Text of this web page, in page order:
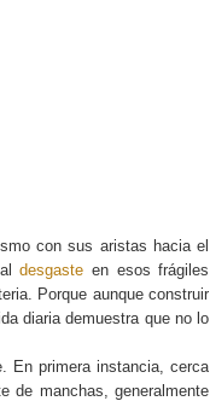
con sus aristas hacia el
aldesgaste en esos frágiles
Porque aunque construir
diaria demuestra que no lo
En primera instancia, cerca
de manchas, generalmente